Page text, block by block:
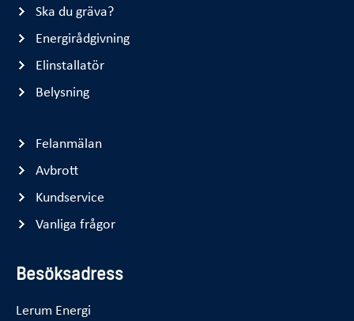
Ska du gräva?
Energirådgivning
Elinstallatör
Belysning
Felanmälan
Avbrott
Kundservice
Vanliga frågor
Besöksadress
Lerum Energi